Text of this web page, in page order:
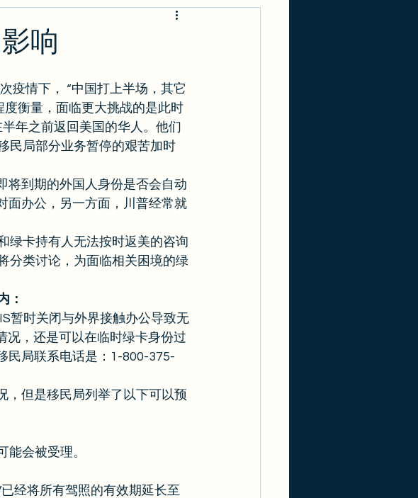
实用攻略
响
疫情下， “中国打上半场，其它
度衡量，面临更大挑战的是此时
年之前返回美国的华人。他们
民局部分业务暂停的艰苦加时
将到期的外国人身份是否会自动
面办公，另一方面，川普经常就
绿卡持有人无法按时返美的咨询
分类讨论，为面临相关困境的绿
：
暂时关闭与外界接触办公导致无
，还是可以在临时绿卡身份过
民局联系电话是：1-800-375-
，但是移民局列举了以下可以预
能会被受理。
经将所有驾照的有效期延长至